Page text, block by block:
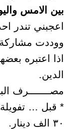
بين الامس
اعجبني تندر
ووددت مشاركة
اذا اعتبره
الدين.
مصـــــــرف
* قبل … تفويلة
٣٠ الف دينار.